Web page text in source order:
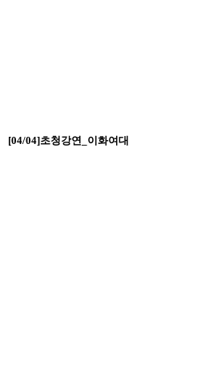
[04/04]초청강연_이화여대